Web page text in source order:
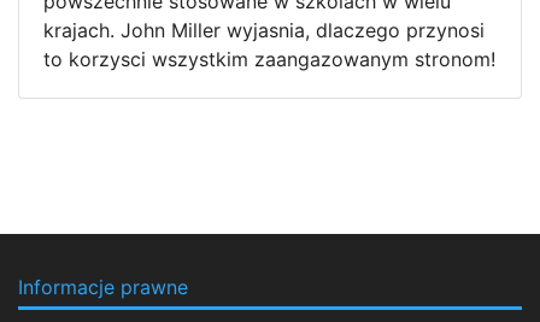
krajach. John Miller wyjasnia, dlaczego przynosi
to korzysci wszystkim zaangazowanym stronom!
Informacje prawne